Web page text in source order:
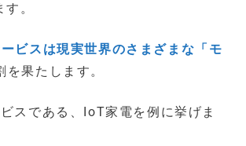
。
ービスは現実世界のさまざまな「モ
を果たします。
スである、IoT家電を例に挙げま